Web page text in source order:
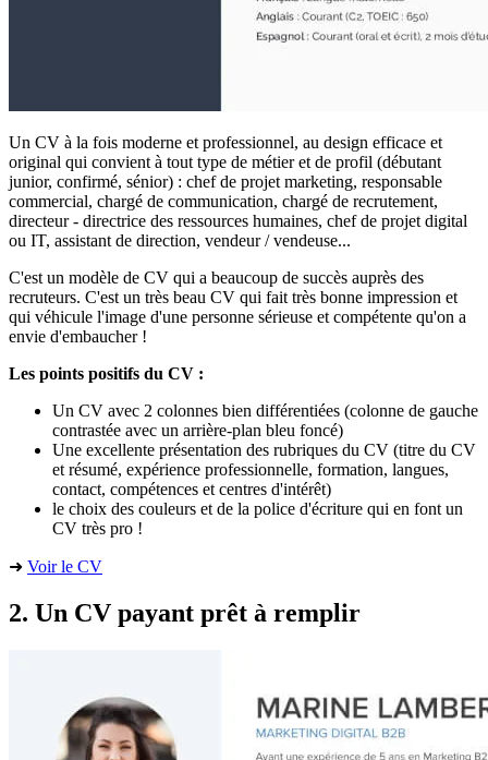
Un CV à la fois moderne et professionnel, au design efficace et
original qui convient à tout type de métier et de profil (débutant
junior, confirmé, sénior) : chef de projet marketing, responsable
commercial, chargé de communication, chargé de recrutement,
directeur - directrice des ressources humaines, chef de projet digital
ou IT, assistant de direction, vendeur / vendeuse...
C'est un modèle de CV qui a beaucoup de succès auprès des
recruteurs. C'est un très beau CV qui fait très bonne impression et
qui véhicule l'image d'une personne sérieuse et compétente qu'on a
envie d'embaucher !
Les points positifs du CV :
Un CV avec 2 colonnes bien différentiées (colonne de gauche
contrastée avec un arrière-plan bleu foncé)
Une excellente présentation des rubriques du CV (titre du CV
et résumé, expérience professionnelle, formation, langues,
contact, compétences et centres d'intérêt)
le choix des couleurs et de la police d'écriture qui en font un
CV très pro !
➜ Voir le CV
2. Un CV payant prêt à remplir